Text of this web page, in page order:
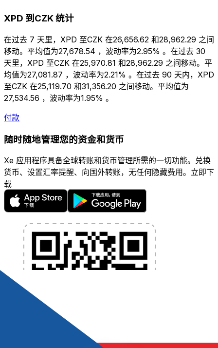
XPD 到CZK 统计
在过去 7 天里，XPD 至CZK 在26,656.62 和28,962.29 之间
移动。平均值为27,678.54 ，波动率为2.95% 。在过去 30
天里，XPD 至CZK 在25,970.81 和28,962.29 之间移动。平
均值为27,081.87 ，波动率为2.21% 。在过去 90 天内，XPD
至CZK 在25,119.70 和31,356.20 之间移动。平均值为
27,534.56 ，波动率为1.95% 。
付款
随时随地管理您的资金和货币
Xe 应用程序具备全球转账和货币管理所需的一切功能。兑换
货币、设置汇率提醒、向国外转账，无任何隐藏费用。立即下
载